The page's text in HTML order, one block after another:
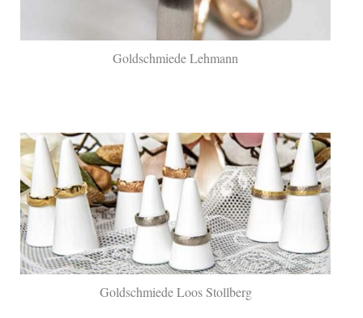
Goldschmiede Lehmann
Goldschmiede Loos Stollberg